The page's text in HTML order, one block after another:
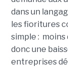
dans un
les fioritures
simple :
donc une
entreprises